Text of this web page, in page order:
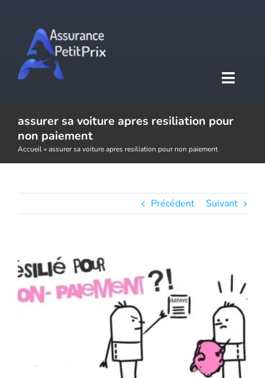
contenu
Accueil
Assurance auto
Mutuelle santé
assurer sa voiture apres resiliation pour
non paiement
Accueil»assurer sa voiture apres resiliation pour non paiement
Précédent Suivant
Voir
l'image
agrandie